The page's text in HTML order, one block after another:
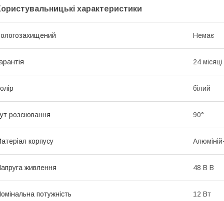
характеристики
Немає
24 місяці
білий
розсіювання 90°
корпусу
живлення 48 В В
потужність 12 Вт